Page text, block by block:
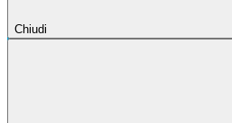
Chiudi